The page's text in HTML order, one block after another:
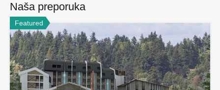
Naša preporuka
Featured